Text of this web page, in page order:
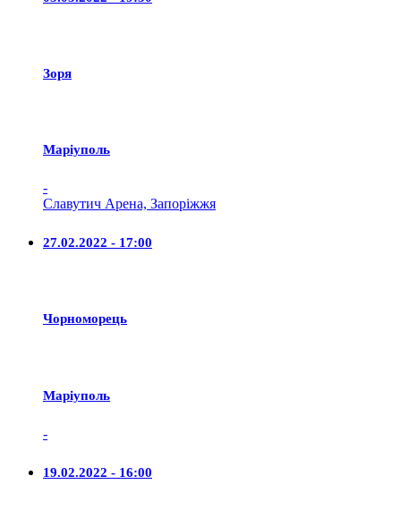
Зоря
Маріуполь
-
Славутич Арена, Запоріжжя
27.02.2022 - 17:00
Чорноморець
Маріуполь
-
19.02.2022 - 16:00